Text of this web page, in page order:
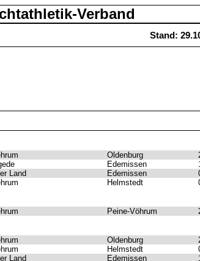
Verband
Stand:
Oldenburg
Edemissen
Land Edemissen
Helmstedt
Peine-Vöhrum
Oldenburg
Helmstedt
Land Edemissen